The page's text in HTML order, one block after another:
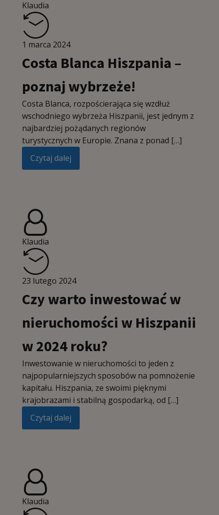
Klaudia
1 marca 2024
Costa Blanca Hiszpania –
poznaj wybrzeże!
Costa Blanca, rozpościerająca się wzdłuż
wschodniego wybrzeża Hiszpanii, jest jednym z
najbardziej pożądanych regionów
turystycznych w Europie. Znana z ponad […]
Czytaj dalej
Klaudia
23 lutego 2024
Czy warto inwestować w
nieruchomości w Hiszpanii
w 2024 roku?
Inwestowanie w nieruchomości to jeden z
najpopularniejszych sposobów na pomnożenie
kapitału. Hiszpania, ze swoimi pięknymi
krajobrazami i stabilną gospodarką, od […]
Czytaj dalej
Klaudia